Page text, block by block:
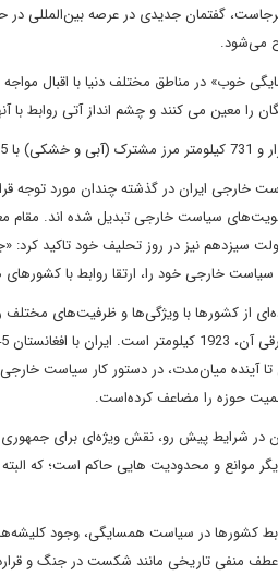
گفتمان جدیدی در عرصه
می‌شود.
خوب» در مناطق مختلف دنیا با اقبال
را معین می کنند و چشم انداز آتی روابط
خارجی ایران در گذشته چندان مورد توجه
سیزدهم نیز در روز تحلیف خود تاکید کرد:
خارجی خود را، ارتقا روابط با
از کشورها با ویژگی‌ها و ظرفیت‌های
آینده میان‌مدت، در دستور کار سیاست
حوزه را مضاعف کرده‌است.
شرایط پیش رو، نقش ویژه‌ای برای جمهوری
موانع و محدودیت هایی حاکم است؛ که
کشورها در سیاست همسایگی، وجود
منفی تاریخی مانند شکست در جنگ و